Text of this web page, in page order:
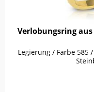
Verlobungsring
Legierung / Farbe 585